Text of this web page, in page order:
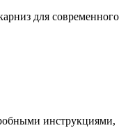
для современного
инструкциями,